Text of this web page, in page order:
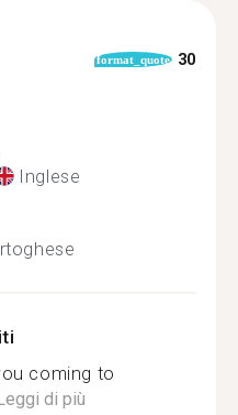
format_quote 30
Inglese
coming to
di più